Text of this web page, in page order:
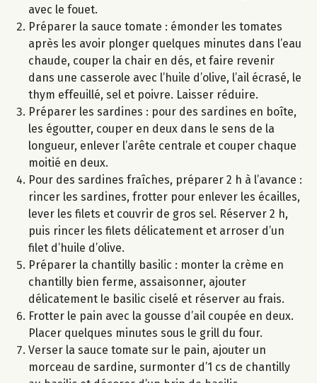
avec le fouet.
Préparer la sauce tomate : émonder les tomates
après les avoir plonger quelques minutes dans l’eau
chaude, couper la chair en dés, et faire revenir
dans une casserole avec l’huile d’olive, l’ail écrasé, le
thym effeuillé, sel et poivre. Laisser réduire.
Préparer les sardines : pour des sardines en boîte,
les égoutter, couper en deux dans le sens de la
longueur, enlever l’arête centrale et couper chaque
moitié en deux.
Pour des sardines fraîches, préparer 2 h à l’avance :
rincer les sardines, frotter pour enlever les écailles,
lever les filets et couvrir de gros sel. Réserver 2 h,
puis rincer les filets délicatement et arroser d’un
filet d’huile d’olive.
Préparer la chantilly basilic : monter la crème en
chantilly bien ferme, assaisonner, ajouter
délicatement le basilic ciselé et réserver au frais.
Frotter le pain avec la gousse d’ail coupée en deux.
Placer quelques minutes sous le grill du four.
Verser la sauce tomate sur le pain, ajouter un
morceau de sardine, surmonter d’1 cs de chantilly